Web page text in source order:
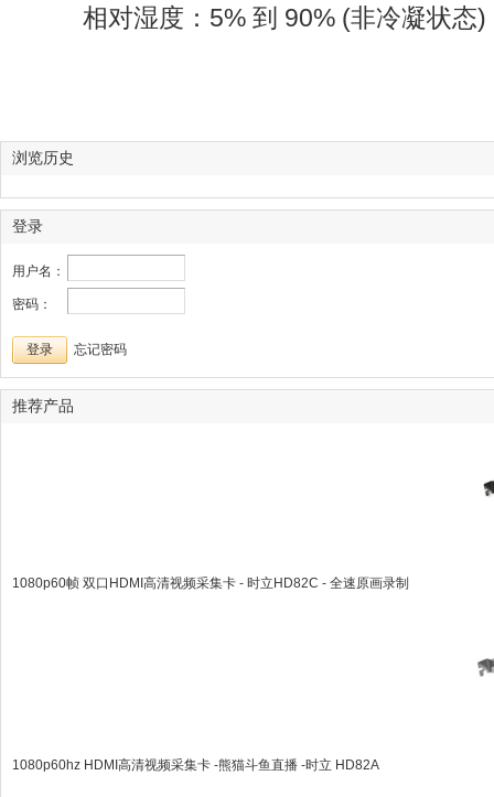
相对湿度：5% 到 90% (非冷凝状态)
浏览历史
登录
用户名：
密码：
登录 忘记密码
推荐产品
1080p60帧 双口HDMI高清视频采集卡 - 时立HD82C - 全速原画录制
1080p60hz HDMI高清视频采集卡 -熊猫斗鱼直播 -时立 HD82A